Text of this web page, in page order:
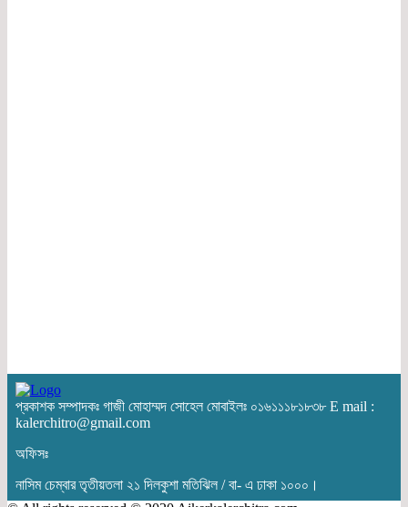
প্রকাশক সম্পাদকঃ গাজী মোহাম্মদ সোহেল মোবাইলঃ ০১৬১১১৮১৮৩৮ E mail :
kalerchitro@gmail.com
অফিসঃ
নাসিম চেম্বার তৃতীয়তলা ২১ দিলকুশা মতিঝিল / বা- এ ঢাকা ১০০০।